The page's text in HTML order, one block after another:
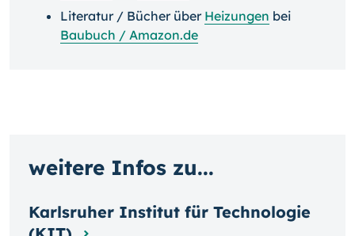
Literatur / Bücher über Heizungen bei
Baubuch / Amazon.de
weitere Infos zu...
Karlsruher Institut für Technologie